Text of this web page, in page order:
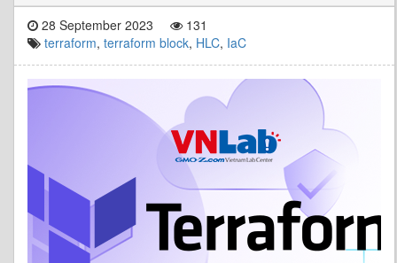
28 September 2023
131
terraform, terraform block, HLC, IaC